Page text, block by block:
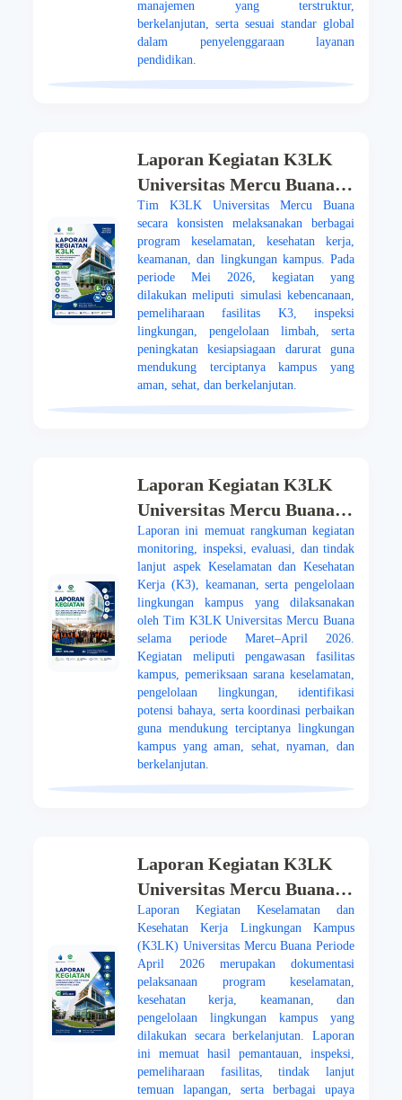
manajemen yang terstruktur,
berkelanjutan, serta sesuai standar global
dalam penyelenggaraan layanan
pendidikan.
Laporan Kegiatan K3LK
Universitas Mercu Buana
Periode Mei 2026
Tim K3LK Universitas Mercu Buana
secara konsisten melaksanakan berbagai
program keselamatan, kesehatan kerja,
keamanan, dan lingkungan kampus. Pada
periode Mei 2026, kegiatan yang
dilakukan meliputi simulasi kebencanaan,
pemeliharaan fasilitas K3, inspeksi
lingkungan, pengelolaan limbah, serta
peningkatan kesiapsiagaan darurat guna
mendukung terciptanya kampus yang
aman, sehat, dan berkelanjutan.
Laporan Kegiatan K3LK
Universitas Mercu Buana
Periode Maret - April 2026
Laporan ini memuat rangkuman kegiatan
monitoring, inspeksi, evaluasi, dan tindak
lanjut aspek Keselamatan dan Kesehatan
Kerja (K3), keamanan, serta pengelolaan
lingkungan kampus yang dilaksanakan
oleh Tim K3LK Universitas Mercu Buana
selama periode Maret–April 2026.
Kegiatan meliputi pengawasan fasilitas
kampus, pemeriksaan sarana keselamatan,
pengelolaan lingkungan, identifikasi
potensi bahaya, serta koordinasi perbaikan
guna mendukung terciptanya lingkungan
kampus yang aman, sehat, nyaman, dan
berkelanjutan.
Laporan Kegiatan K3LK
Universitas Mercu Buana
Periode April 2026
Laporan Kegiatan Keselamatan dan
Kesehatan Kerja Lingkungan Kampus
(K3LK) Universitas Mercu Buana Periode
April 2026 merupakan dokumentasi
pelaksanaan program keselamatan,
kesehatan kerja, keamanan, dan
pengelolaan lingkungan kampus yang
dilakukan secara berkelanjutan. Laporan
ini memuat hasil pemantauan, inspeksi,
pemeliharaan fasilitas, tindak lanjut
temuan lapangan, serta berbagai upaya